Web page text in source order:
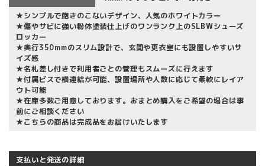
★シンプルで飽きのこないデザイン、人気のホワイトカラー
★傷やサビに強い粉体塗装仕上げのワンランク上のSLBWシューズ
ロッカー
★奥行350mmのスリム設計で、玄関や更衣室にも設置しやすいサ
イズ感
★名札差し付きで利用者ごとの管理もスムーズに行えます
★付属ビスで横連結が可能、設置場所や人数に応じて柔軟にレイア
ウト可能
★在庫多数ご用意しております。おまとめ購入をご希望の場合は事
前にご相談ください
★こちらの商品は完成品をお届けいたします
支払いと発送の詳細